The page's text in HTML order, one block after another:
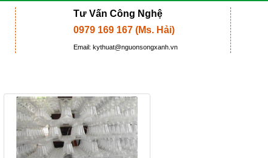
Tư Vấn Công Nghệ
0979 169 167 (Ms. Hải)
Email: kythuat@nguonsongxanh.vn